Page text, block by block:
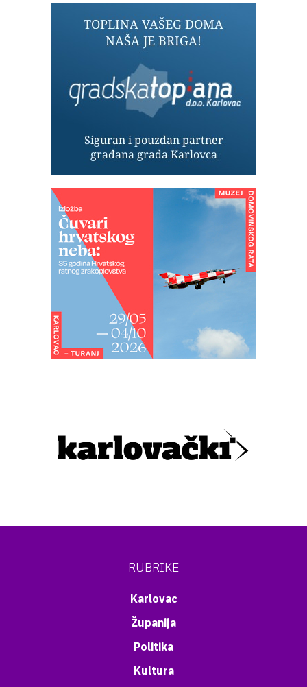
RUBRIKE
Karlovac
Županija
Politika
Kultura